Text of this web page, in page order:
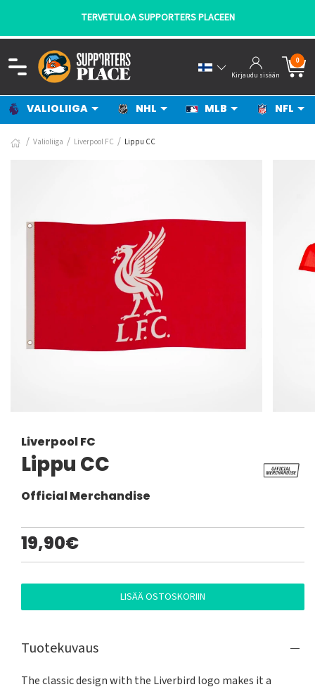
TERVETULOA SUPPORTERS PLACEEN
Kirjaudu sisään
0
VALIOLIIGA NHL MLB NFL
Valioliiga Liverpool FC Lippu CC
Liverpool FC
Lippu CC
Official Merchandise
19,90€
LISÄÄ OSTOSKORIIN
Tuotekuvaus
The classic design with the Liverbird logo makes it a